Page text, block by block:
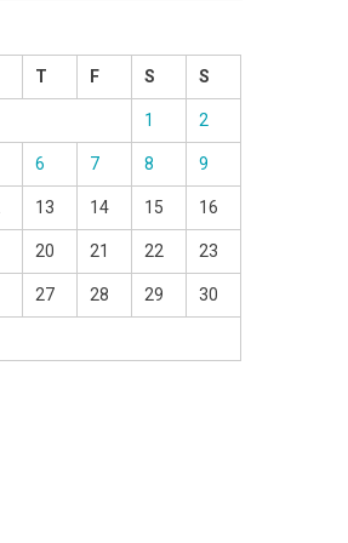
T F S S
1 2
6 7 8 9
13 14 15 16
20 21 22 23
27 28 29 30